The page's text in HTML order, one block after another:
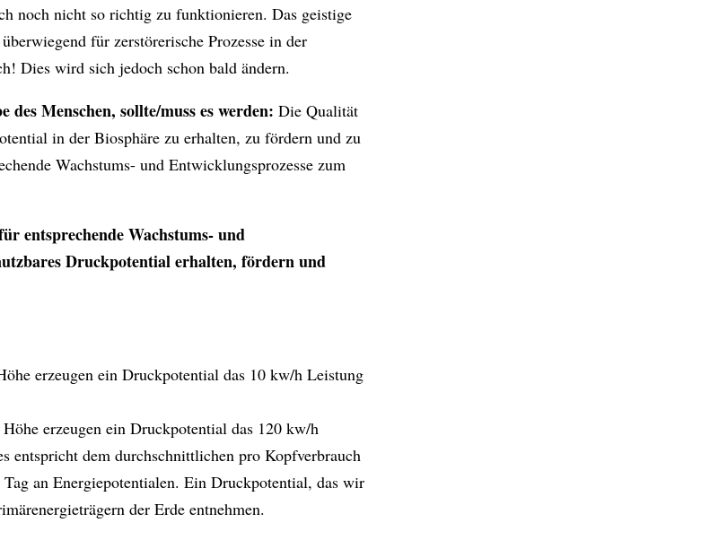
noch nicht so richtig zu funktionieren. Das geistige
für zerstörerische Prozesse in der
Dies wird sich jedoch schon bald ändern.
des Menschen, sollte/muss es werden:Die Qualität
in der Biosphäre zu erhalten, zu fördern und zu
Wachstums- und Entwicklungsprozesse zum
entsprechende Wachstums- und
Druckpotential erhalten, fördern und
erzeugen ein Druckpotential das 10 kw/h Leistung
erzeugen ein Druckpotential das 120 kw/h
entspricht dem durchschnittlichen pro Kopfverbrauch
an Energiepotentialen. Ein Druckpotential, das wir
der Erde entnehmen.